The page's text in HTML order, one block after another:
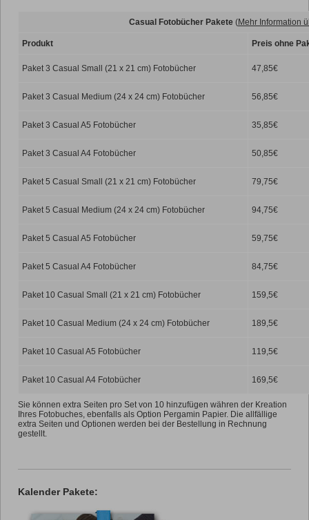
Casual Fotobücher Pakete(Mehr Information
Produkt Preis ohne
Paket 3 Casual Small (21 x 21 cm) Fotobücher 47,85€
Paket 3 Casual Medium (24 x 24 cm) Fotobücher 56,85€
Paket 3 Casual A5 Fotobücher 35,85€
Paket 3 Casual A4 Fotobücher 50,85€
Paket 5 Casual Small (21 x 21 cm) Fotobücher 79,75€
Paket 5 Casual Medium (24 x 24 cm) Fotobücher 94,75€
Paket 5 Casual A5 Fotobücher 59,75€
Paket 5 Casual A4 Fotobücher 84,75€
Paket 10 Casual Small (21 x 21 cm) Fotobücher 159,5€
Paket 10 Casual Medium (24 x 24 cm) Fotobücher 189,5€
Paket 10 Casual A5 Fotobücher 119,5€
Paket 10 Casual A4 Fotobücher 169,5€
Sie können extra Seiten pro Set von 10 hinzufügen währen der Kreation
Ihres Fotobuches, ebenfalls als Option Pergamin Papier. Die allfällige
extra Seiten und Optionen werden bei der Bestellung in Rechnung
gestellt.
Kalender Pakete: